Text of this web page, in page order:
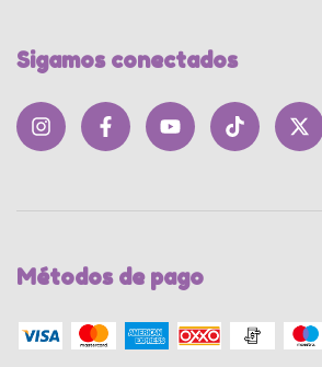
Sigamos conectados
Métodos de pago